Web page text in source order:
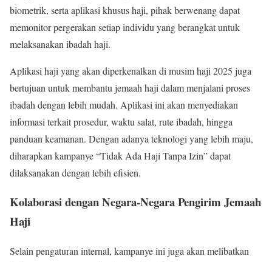
biometrik, serta aplikasi khusus haji, pihak berwenang dapat
memonitor pergerakan setiap individu yang berangkat untuk
melaksanakan ibadah haji.
Aplikasi haji yang akan diperkenalkan di musim haji 2025 juga
bertujuan untuk membantu jemaah haji dalam menjalani proses
ibadah dengan lebih mudah. Aplikasi ini akan menyediakan
informasi terkait prosedur, waktu salat, rute ibadah, hingga
panduan keamanan. Dengan adanya teknologi yang lebih maju,
diharapkan kampanye “Tidak Ada Haji Tanpa Izin” dapat
dilaksanakan dengan lebih efisien.
Kolaborasi dengan Negara-Negara Pengirim Jemaah
Haji
Selain pengaturan internal, kampanye ini juga akan melibatkan